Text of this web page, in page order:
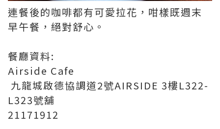
連餐後的咖啡都有可愛拉花，咁樣既週末
早午餐，絕對舒心。
餐廳資料:
Airside Cafe
九龍城啟德協調道2號AIRSIDE 3樓L322-
L323號舖
21171912